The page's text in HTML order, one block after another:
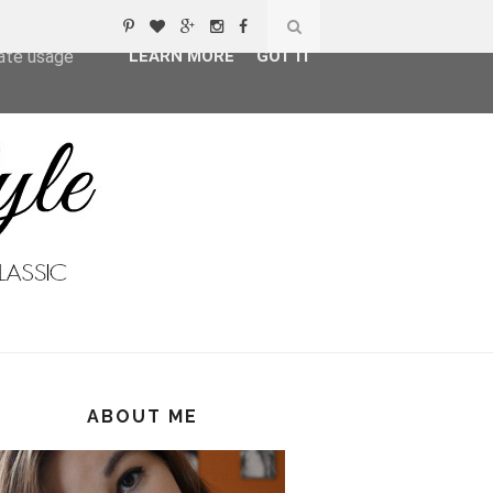
ABOUT ME
agent
usage
LEARN MORE GOT IT